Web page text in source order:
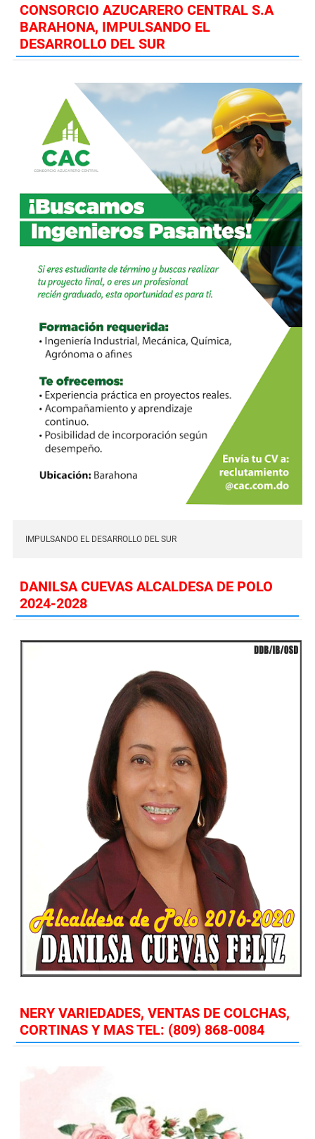
CONSORCIO AZUCARERO CENTRAL S.A
BARAHONA, IMPULSANDO EL
DESARROLLO DEL SUR
IMPULSANDO EL DESARROLLO DEL SUR
DANILSA CUEVAS ALCALDESA DE POLO
2024-2028
NERY VARIEDADES, VENTAS DE COLCHAS,
CORTINAS Y MAS TEL: (809) 868-0084